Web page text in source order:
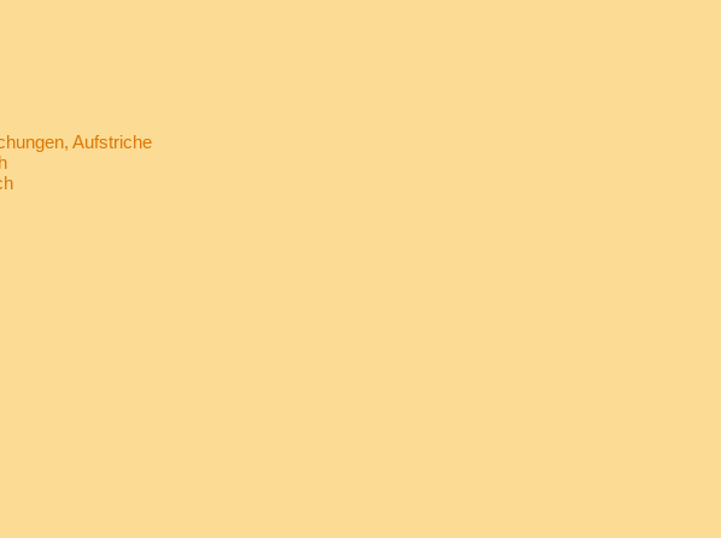
Aufstriche